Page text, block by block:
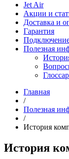
Jet Air
Акции и
Доставка и
Гарантия
Полезная
Главная
/
Полезная
/
История
История